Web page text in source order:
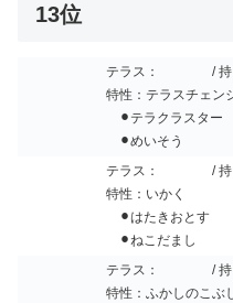
13位
テラス：
/
特性：テラスチェン
⚫︎テラクラスタ
⚫︎めいそう
テラス：
/
特性：いかく
⚫︎はたきおと
⚫︎ねこだまし
テラス：
/
特性：ふかしのこぶ